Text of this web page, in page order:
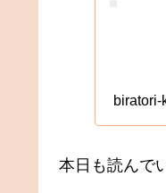
本日も読んで